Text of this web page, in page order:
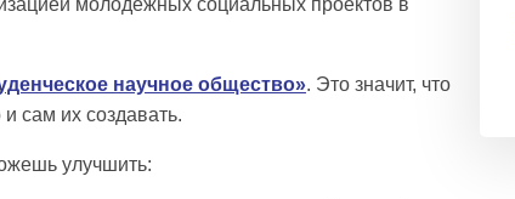
научное общество». Это значит, что
сам их создавать.
улучшить: